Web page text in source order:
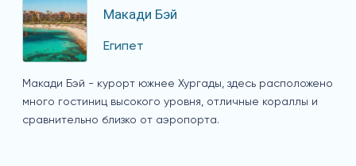
Макади Бэй
Египет
Макади Бэй - курорт южнее Хургады, здесь расположено
много гостиниц высокого уровня, отличные кораллы и
сравнительно близко от аэропорта.